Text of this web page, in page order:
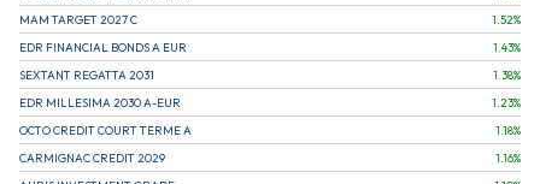
MAM TARGET 2027 C
1.52%
EDR FINANCIAL BONDS A EUR
1.43%
SEXTANT REGATTA 2031
1.38%
EDR MILLESIMA 2030 A-EUR
1.23%
OCTO CREDIT COURT TERME A
1.18%
CARMIGNAC CREDIT 2029
1.16%